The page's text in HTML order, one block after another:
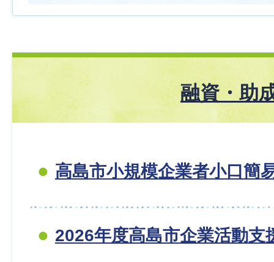
融資・助
高島市小規模企業者小口簡
2026年度高島市企業活動支